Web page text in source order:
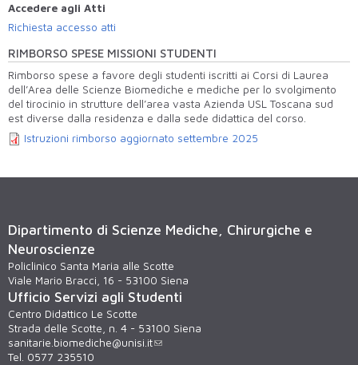
Accedere agli Atti
Richiesta accesso atti
RIMBORSO SPESE MISSIONI STUDENTI
Rimborso spese a favore degli studenti iscritti ai Corsi di Laurea
dell’Area delle Scienze Biomediche e mediche per lo svolgimento
del tirocinio in strutture dell’area vasta Azienda USL Toscana sud
est diverse dalla residenza e dalla sede didattica del corso.
Istruzioni rimborso aggiornato settembre 2025
Dipartimento di Scienze Mediche, Chirurgiche e
Neuroscienze
Policlinico Santa Maria alle Scotte
Viale Mario Bracci, 16 - 53100 Siena
Ufficio Servizi agli Studenti
Centro Didattico Le Scotte
Strada delle Scotte, n. 4 - 53100 Siena
sanitarie.biomediche@unisi.it
Tel. 0577 235510